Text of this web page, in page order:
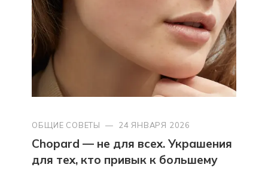
ОБЩИЕ СОВЕТЫ — 24 ЯНВАРЯ 2026
Chopard — не для всех. Украшения
для тех, кто привык к большему